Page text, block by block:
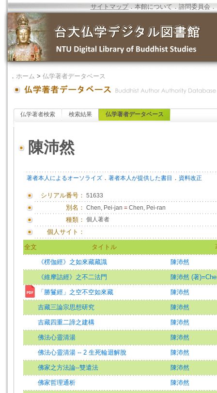
サイトマップ．本館について ．諮問委員会 ．
． ホーム > 仏学著者データベース
仏学著者検索 検索結果 仏学著者データベース
陳沛然
著者本人によるオーソライズ ． 著者本人が提供した書目 ． 資料改正
シリアル番号： 51633
別名： Chen, Pei-jan = Chen, Pei-ran
種類： 個人著者
個人サイト：
全文 タイトル
《楞伽經》之如來藏藏識 陳沛然
《維摩詰經》之不二法門 陳沛然 (著
「勝鬘經」之空不空如來藏 陳沛然
吉藏三論宗思想研究 陳沛然
吉藏四重二諦之建構 陳沛然
佛法心靈清湯 陳沛然
佛法心靈清湯 -- 2 生死輪迴解脫 陳沛然
佛家之方法論--雙遣法 陳沛然
佛家哲理通析 陳沛然